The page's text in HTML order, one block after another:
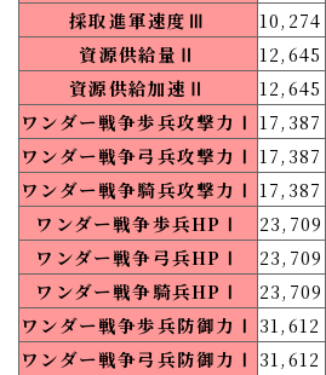
採取進軍速度Ⅲ
10,274
資源供給量Ⅱ
12,645
資源供給加速Ⅱ
12,645
ワンダー戦争歩兵攻撃力Ⅰ 17,387
ワンダー戦争弓兵攻撃力Ⅰ 17,387
ワンダー戦争騎兵攻撃力Ⅰ 17,387
ワンダー戦争歩兵HPⅠ
23,709
ワンダー戦争弓兵HPⅠ
23,709
ワンダー戦争騎兵HPⅠ
23,709
ワンダー戦争歩兵防御力Ⅰ 31,612
ワンダー戦争弓兵防御力Ⅰ 31,612